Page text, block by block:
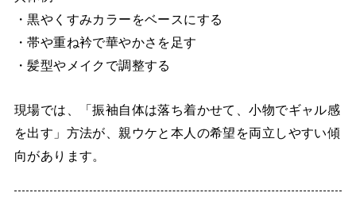
・黒やくすみカラーをベースにする
・帯や重ね衿で華やかさを足す
・髪型やメイクで調整する
現場では、「振袖自体は落ち着かせて、小物でギャル感
を出す」方法が、親ウケと本人の希望を両立しやすい傾
向があります。